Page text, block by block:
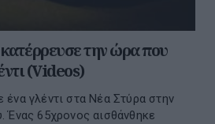
την ώρα που
(Videos)
ένα γλέντι στα Νέα Στύρα στην
Ένας 65χρονος αισθάνθηκε